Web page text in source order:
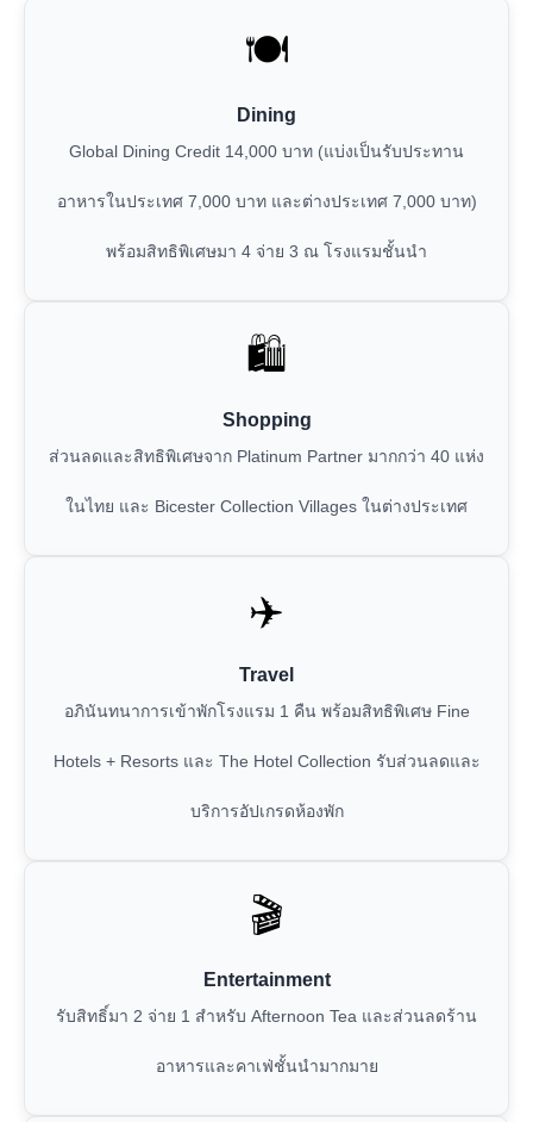
🍽️
Dining
Global Dining Credit 14,000 บาท (แบ่งเป็นรับประทาน
อาหารในประเทศ 7,000 บาท และต่างประเทศ 7,000 บาท)
พร้อมสิทธิพิเศษมา 4 จ่าย 3 ณ โรงแรมชั้นนำ
🛍️
Shopping
ส่วนลดและสิทธิพิเศษจาก Platinum Partner มากกว่า 40 แห่ง
ในไทย และ Bicester Collection Villages ในต่างประเทศ
✈️
Travel
อภินันทนาการเข้าพักโรงแรม 1 คืน พร้อมสิทธิพิเศษ Fine
Hotels + Resorts และ The Hotel Collection รับส่วนลดและ
บริการอัปเกรดห้องพัก
🎬
Entertainment
รับสิทธิ์มา 2 จ่าย 1 สำหรับ Afternoon Tea และส่วนลดร้าน
อาหารและคาเฟ่ชั้นนำมากมาย